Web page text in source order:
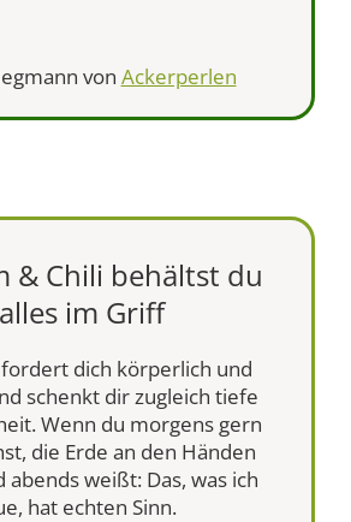
von Ackerperlen
& Chili behältst du
alles im Griff
dich körperlich und
schenkt dir zugleich tiefe
Wenn du morgens gern
die Erde an den Händen
abends weißt: Das, was ich
hat echten Sinn.